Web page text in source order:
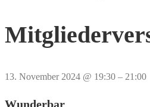
13. November 2024 @ 19:30 – 21:00
Wunderbar